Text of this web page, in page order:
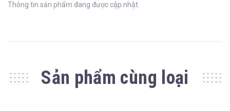
Thông tin sản phẩm đang được cập nhật
Sản phẩm cùng loại